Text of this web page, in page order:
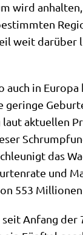
wird
weit dar­über
auch in
gerin­ge
aktu­el­len
das
und
553
Anfang